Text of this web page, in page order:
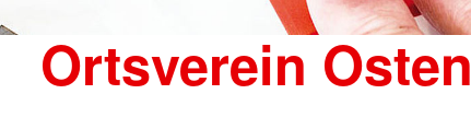
Ortsverein Osten